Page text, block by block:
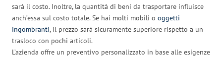
sarà il costo. Inoltre, la quantità di beni da trasportare influisce
anch’essa sul costo totale. Se hai molti mobili o oggetti
ingombranti, il prezzo sarà sicuramente superiore rispetto a un
trasloco con pochi articoli.
L’azienda offre un preventivo personalizzato in base alle esigenze